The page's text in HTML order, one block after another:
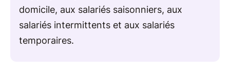
domicile, aux salariés saisonniers, aux
salariés intermittents et aux salariés
temporaires.